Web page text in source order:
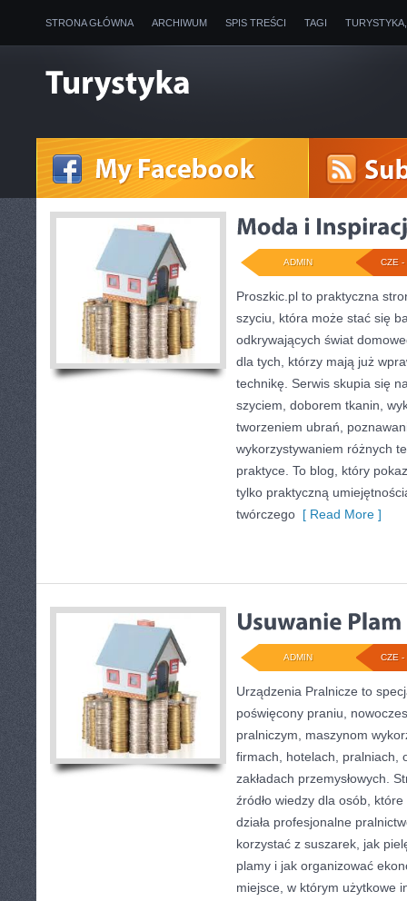
STRONA GŁÓWNA ARCHIWUM SPIS TREŚCI TAGI
CZE -
ADMIN
Proszkic.pl to praktyczna
szyciu, która może stać się
odkrywających świat
dla tych, którzy mają już
technikę. Serwis skupia się
szyciem, doborem tkanin,
tworzeniem ubrań,
wykorzystywaniem różnych
praktyce. To blog, który
tylko praktyczną
twórczego [ Read More ]
CZE -
ADMIN
Urządzenia Pralnicze to
poświęcony praniu,
pralniczym, maszynom
firmach, hotelach, pralniach,
zakładach przemysłowych.
źródło wiedzy dla osób,
działa profesjonalne
korzystać z suszarek, jak
plamy i jak organizować
miejsce, w którym użytkowe